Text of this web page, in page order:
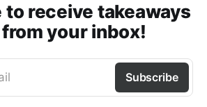
receive takeaways
your inbox!
Subscribe